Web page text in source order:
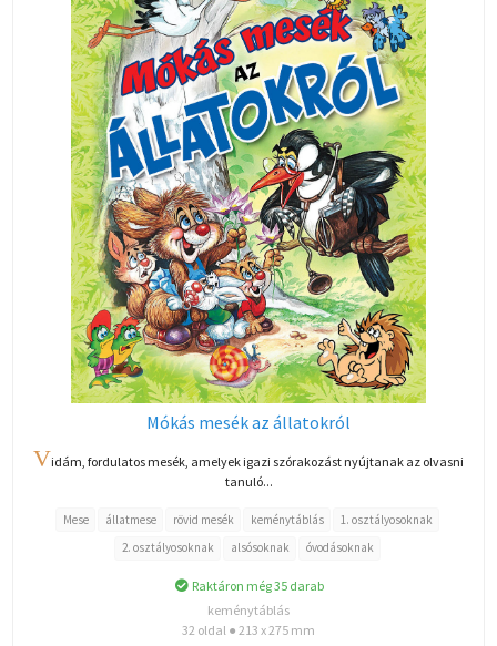
Mókás mesék az állatokról
Vidám, fordulatos mesék, amelyek igazi szórakozást nyújtanak az olvasni
tanuló...
Mese állatmese rövid mesék keménytáblás
1. osztályosoknak
2. osztályosoknak
alsósoknak óvodásoknak
Raktáron még 35 darab
keménytáblás
32 oldal ● 213 x 275 mm